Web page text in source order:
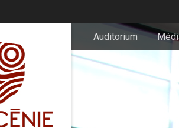
Auditorium